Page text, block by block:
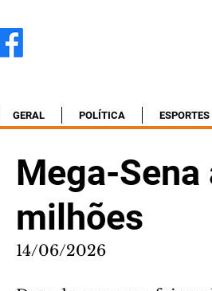
GERAL POLÍTICA ESPORTES
Mega-Sena
milhões
14/06/2026